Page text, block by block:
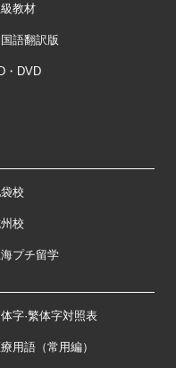
教材
語翻訳版
・DVD
校
校
プチ留学
字·繁体字対照表
用語（常用編）